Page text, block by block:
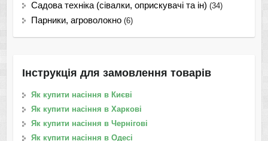
Садова техніка (сівалки, оприскувачі та ін) (34)
Парники, агроволокно (6)
Інструкція для замовлення товарів
Як купити насіння в Києві
Як купити насіння в Харкові
Як купити насіння в Чернігові
Як купити насіння в Одесі